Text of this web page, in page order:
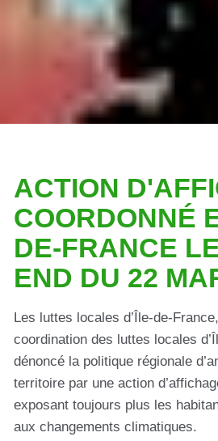
ACTION
COORDONNÉ
DE-FRANCE
END DU 22
Les luttes locales d’Île-de-
coordination des luttes locales
dénoncé la politique régionale
territoire par une action
exposant toujours plus les
aux changements climatiques.